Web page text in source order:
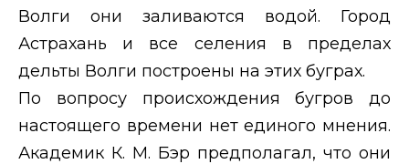
Волги они заливаются водой. Город
Астрахань и все селения в пределах
дельты Волги построены на этих буграх.
По вопросу происхождения бугров до
настоящего времени нет единого мнения.
Академик К. М. Бэр предполагал, что они